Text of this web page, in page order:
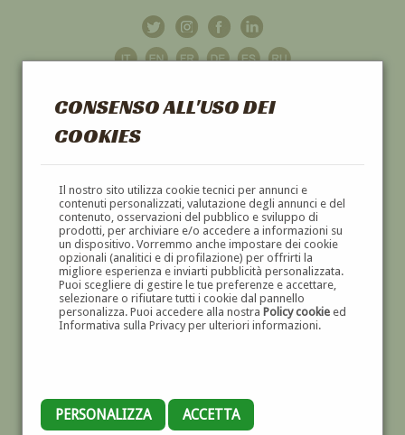
CONSENSO ALL'USO DEI
COOKIES
Il nostro sito utilizza cookie tecnici per annunci e
contenuti personalizzati, valutazione degli annunci e del
contenuto, osservazioni del pubblico e sviluppo di
prodotti, per archiviare e/o accedere a informazioni su
un dispositivo. Vorremmo anche impostare dei cookie
opzionali (analitici e di profilazione) per offrirti la
migliore esperienza e inviarti pubblicità personalizzata.
Puoi scegliere di gestire le tue preferenze e accettare,
selezionare o rifiutare tutti i cookie dal pannello
personalizza. Puoi accedere alla nostra Policy cookieed
Informativa sulla Privacy per ulteriori informazioni.
PERSONALIZZA ACCETTA
GALLERIAD'ARTE
DIPINTI E SCULTURE '800 E '900